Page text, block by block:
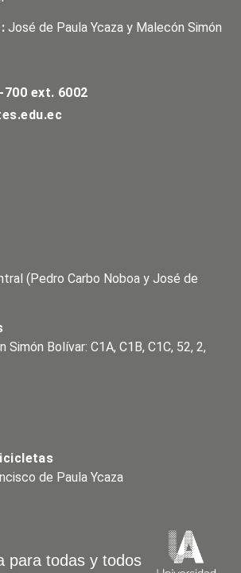
José de Paula Ycaza y Malecón Simón
ext. 6002
(Pedro Carbo Noboa y José de
Simón Bolívar: C1A, C1B, C1C, 52, 2,
de Paula Ycaza
para todas y todos